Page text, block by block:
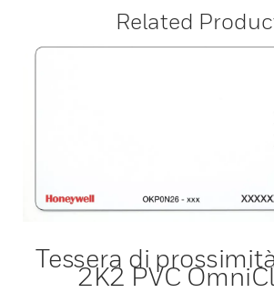
Related
Tessera di
2K2 PVC